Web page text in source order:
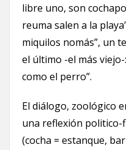
libre uno, son
reuma salen a la
miquilos nomás”, un
el último -el más
como el perro”.
El diálogo, zoológico
una reflexión politico-
(cocha = estanque,